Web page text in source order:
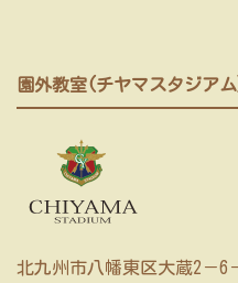
園外教室(チヤマスタジア
北九州市八幡東区大蔵2－6